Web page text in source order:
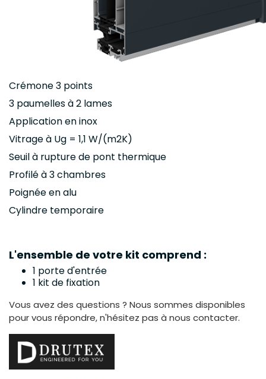
Crémone 3 points
3 paumelles à 2 lames
Application en inox
Vitrage à Ug = 1,1 W/(m2K)
Seuil à rupture de pont thermique
Profilé à 3 chambres
Poignée en alu
Cylindre temporaire
L'ensemble de votre kit comprend :
1 porte d'entrée
1 kit de fixation
Vous avez des questions ? Nous sommes disponibles
pour vous répondre, n'hésitez pas à nous contacter.